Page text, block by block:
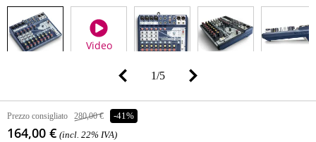
Video
1/5
Prezzo consigliato 280,00 € -41%
164,00 € (incl. 22% IVA)